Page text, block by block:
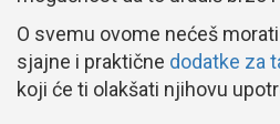
O svemu ovome nećeš
sjajne i praktične dodatke za
koji će ti olakšati njihovu